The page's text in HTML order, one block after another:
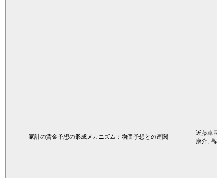
家計の賃金予想の形成メカニズム：物価予想との連関
近藤卓
康介,